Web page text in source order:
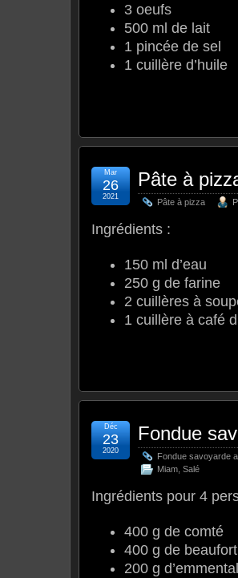
3 oeufs
500 ml de lait
1 pincée de sel
1 cuillère d’huile
Pâte à
Pâte à pizza
Mar
26
2021
Ingrédients :
150 ml d’eau
250 g de farine
2 cuillères à
1 cuillère à café
Fondue
Fondue savoyarde
Miam Salé
Déc
23
2020
Ingrédients pour 4
400 g de comté
400 g de beaufort
200 g d’emmental